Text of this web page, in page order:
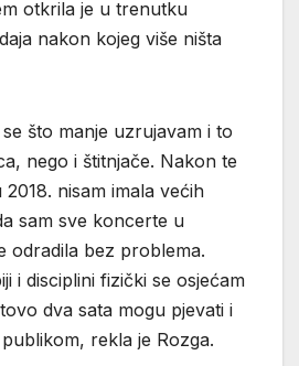
otkrila je u trenutku
nakon kojeg više ništa
što manje uzrujavam i to
nego i štitnjače. Nakon te
nisam imala većih
sam sve koncerte u
odradila bez problema.
i disciplini fizički se osjećam
dva sata mogu pjevati i
rekla je Rozga.